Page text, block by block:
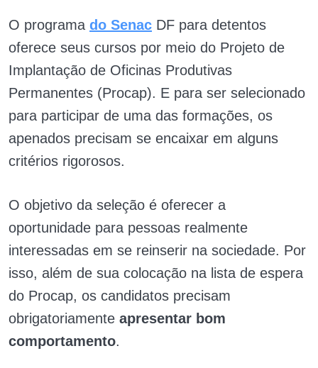
O programa do Senac DF para detentos
oferece seus cursos por meio do Projeto de
Implantação de Oficinas Produtivas
Permanentes (Procap). E para ser selecionado
para participar de uma das formações, os
apenados precisam se encaixar em alguns
critérios rigorosos.
O objetivo da seleção é oferecer a
oportunidade para pessoas realmente
interessadas em se reinserir na sociedade. Por
isso, além de sua colocação na lista de espera
do Procap, os candidatos precisam
obrigatoriamente apresentar bom
comportamento.